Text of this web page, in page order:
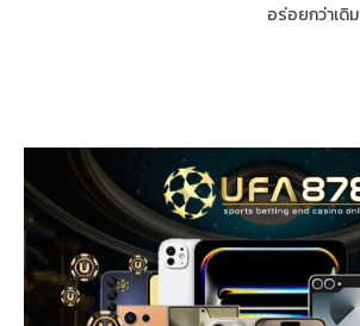
อร่อยกว่าเดิม